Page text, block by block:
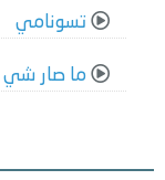
تسونامي
ما صار شي